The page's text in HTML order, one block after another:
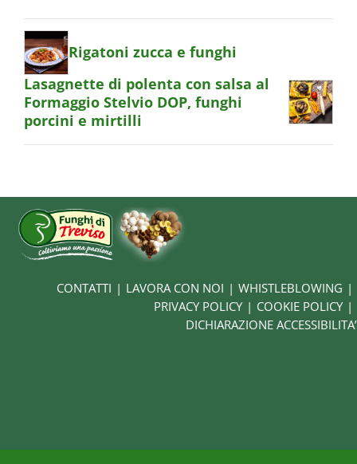
Rigatoni zucca e funghi
Lasagnette di polenta con salsa al
Formaggio Stelvio DOP, funghi
porcini e mirtilli
CONTATTI LAVORA CON NOI
WHISTLEBLOWING
PRIVACY POLICY
COOKIE POLICY
DICHIARAZIONE ACCESSIBILITA’